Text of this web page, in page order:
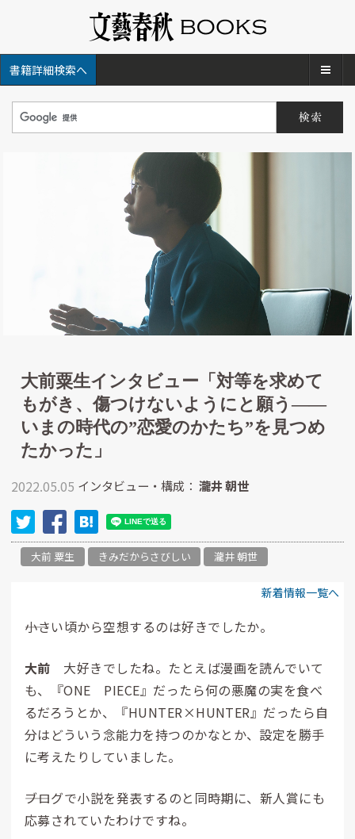
書籍詳細検索へ
大前粟生インタビュー「対等を求めて
もがき、傷つけないようにと願う――
いまの時代の”恋愛のかたち”を見つめ
たかった」
2022.05.05 インタビュー・構成： 瀧井 朝世
大前 粟生 きみだからさびしい 瀧井 朝世
新着情報一覧へ
――小さい頃から空想するのは好きでしたか。
大前 大好きでしたね。たとえば漫画を読んでいて
も、『ONE PIECE』だったら何の悪魔の実を食べ
るだろうとか、『HUNTER×HUNTER』だったら自
分はどういう念能力を持つのかなとか、設定を勝手
に考えたりしていました。
――ブログで小説を発表するのと同時期に、新人賞にも
応募されていたわけですね。